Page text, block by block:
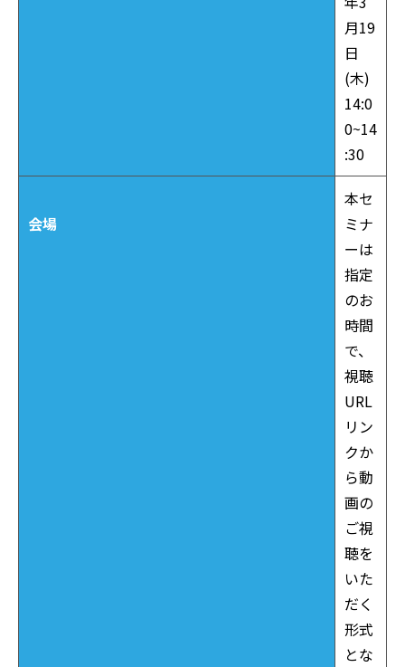
月19
日
(木)
14:0
0~14
:30
会場
本セ
ミナ
ーは
指定
のお
時間
で、
視聴
URL
リン
クか
ら動
画の
ご視
聴を
いた
だく
形式
とな